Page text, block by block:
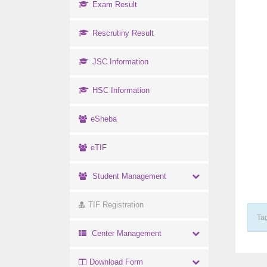
Exam Result
Rescrutiny Result
JSC Information
HSC Information
eSheba
eTIF
Student Management
TIF Registration
Center Management
Download Form